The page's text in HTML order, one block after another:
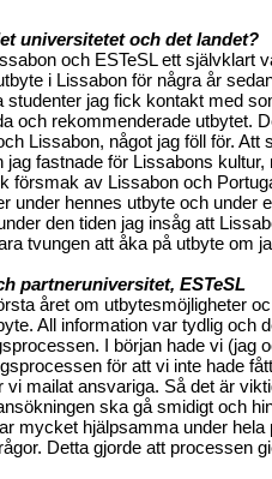
universitetet och det landet?
och ESTeSL ett självklart
i Lissabon för några år
studenter jag fick kontakt med
och rekommenderade utbytet.
Lissabon, något jag föll för. Att
fastnade för Lissabons
försmak av Lissabon och
under hennes utbyte och under
den tiden jag insåg att
tvungen att åka på utbyte om
partneruniversitet, ESTeSL
året om utbytesmöjligheter
All information var tydlig och
I början hade vi (jag
för att vi inte hade
vi mailat ansvariga. Så det är
ska gå smidigt och
mycket hjälpsamma under
Detta gjorde att processen